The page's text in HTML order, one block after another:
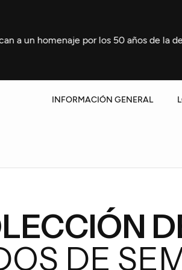
por los 50 años de la desaparición
INFORMACIÓN GENERAL
DE